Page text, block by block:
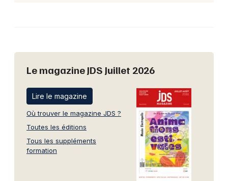
Le magazine JDS Juillet 2026
Lire le magazine
Où trouver le magazine JDS ?
Toutes les éditions
Tous les suppléments
formation